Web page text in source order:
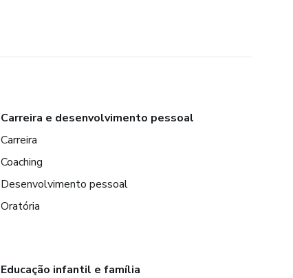
Carreira e desenvolvimento pessoal
Carreira
Coaching
Desenvolvimento pessoal
Oratória
Educação infantil e família